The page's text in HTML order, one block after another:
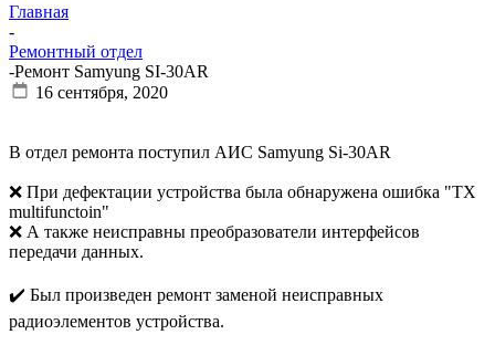
Главная
-
Ремонтный отдел
-Ремонт Samyung SI-30AR
16 сентября, 2020
В отдел ремонта поступил АИС Samyung Si-30AR
❌ При дефектации устройства была обнаружена ошибка "TX
multifunctoin"
❌ А также неисправны преобразователи интерфейсов
передачи данных.
✔️ Был произведен ремонт заменой неисправных
радиоэлементов устройства.